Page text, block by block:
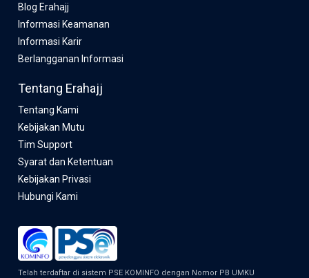
Blog Erahajj
Informasi Keamanan
Informasi Karir
Berlangganan Informasi
Tentang Erahajj
Tentang Kami
Kebijakan Mutu
Tim Support
Syarat dan Ketentuan
Kebijakan Privasi
Hubungi Kami
Telah terdaftar di sistem PSE KOMINFO dengan Nomor PB UMKU